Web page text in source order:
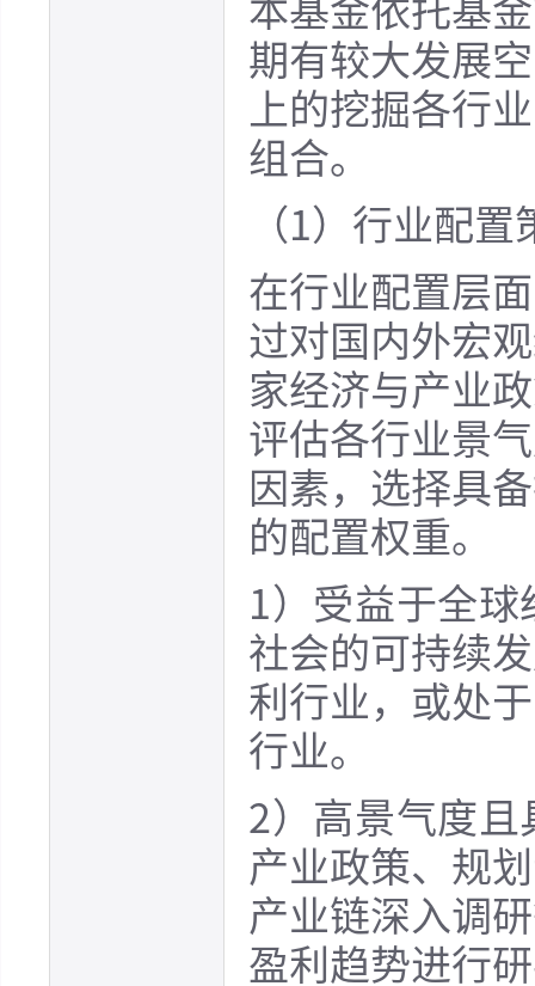
本基金依托基
期有较大发展
上的挖掘各行
组合。
（1）行业配置
在行业配置层
过对国内外宏
家经济与产业
评估各行业景
因素，选择具
的配置权重。
1）受益于全
社会的可持续
利行业，或处
行业。
2）高景气度且
产业政策、规
产业链深入调
盈利趋势进行